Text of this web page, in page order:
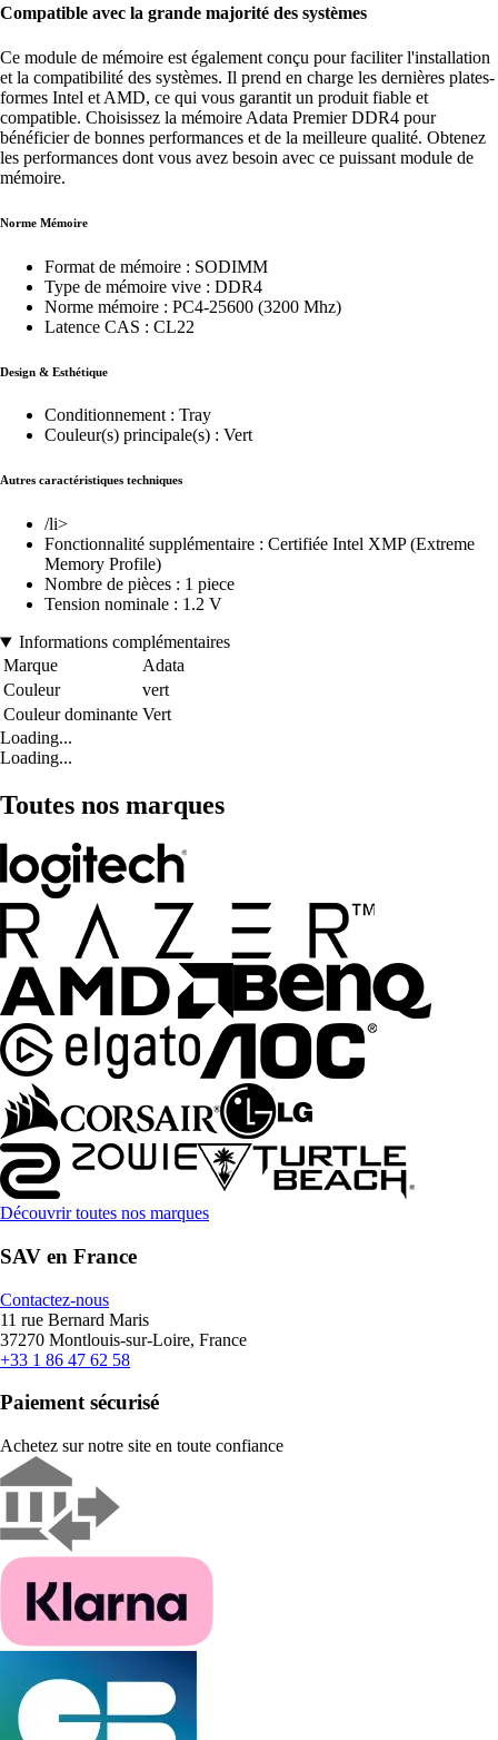
Compatible avec la grande majorité des systèmes
Ce module de mémoire est également conçu pour faciliter l'installation
et la compatibilité des systèmes. Il prend en charge les dernières plates-
formes Intel et AMD, ce qui vous garantit un produit fiable et
compatible. Choisissez la mémoire Adata Premier DDR4 pour
bénéficier de bonnes performances et de la meilleure qualité. Obtenez
les performances dont vous avez besoin avec ce puissant module de
mémoire.
Norme Mémoire
Format de mémoire : SODIMM
Type de mémoire vive : DDR4
Norme mémoire : PC4-25600 (3200 Mhz)
Latence CAS : CL22
Design & Esthétique
Conditionnement : Tray
Couleur(s) principale(s) : Vert
Autres caractéristiques techniques
/li>
Fonctionnalité supplémentaire : Certifiée Intel XMP (Extreme
Memory Profile)
Nombre de pièces : 1 piece
Tension nominale : 1.2 V
Informations complémentaires
Marque
Adata
Couleur
vert
Couleur dominante Vert
Loading...
Loading...
Toutes nos marques
Découvrir toutes nos marques
SAV en France
Contactez-nous
11 rue Bernard Maris
37270 Montlouis-sur-Loire, France
+33 1 86 47 62 58
Paiement sécurisé
Achetez sur notre site en toute confiance